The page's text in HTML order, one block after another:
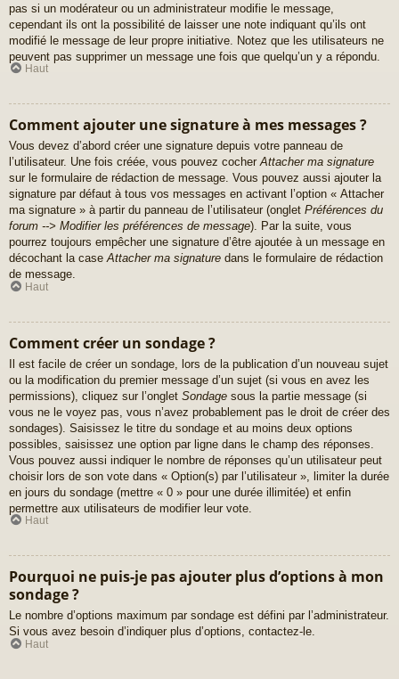
pas si un modérateur ou un administrateur modifie le message,
cependant ils ont la possibilité de laisser une note indiquant qu’ils ont
modifié le message de leur propre initiative. Notez que les utilisateurs ne
peuvent pas supprimer un message une fois que quelqu’un y a répondu.
Haut
Comment ajouter une signature à mes messages ?
Vous devez d’abord créer une signature depuis votre panneau de
l’utilisateur. Une fois créée, vous pouvez cocherAttacher ma signature
sur le formulaire de rédaction de message. Vous pouvez aussi ajouter la
signature par défaut à tous vos messages en activant l’option « Attacher
ma signature » à partir du panneau de l’utilisateur (onglet Préférences du
forum --> Modifier les préférences de message). Par la suite, vous
pourrez toujours empêcher une signature d’être ajoutée à un message en
décochant la caseAttacher ma signature dans le formulaire de rédaction
de message.
Haut
Comment créer un sondage ?
Il est facile de créer un sondage, lors de la publication d’un nouveau sujet
ou la modification du premier message d’un sujet (si vous en avez les
permissions), cliquez sur l’onglet Sondage sous la partie message (si
vous ne le voyez pas, vous n’avez probablement pas le droit de créer des
sondages). Saisissez le titre du sondage et au moins deux options
possibles, saisissez une option par ligne dans le champ des réponses.
Vous pouvez aussi indiquer le nombre de réponses qu’un utilisateur peut
choisir lors de son vote dans « Option(s) par l’utilisateur », limiter la durée
en jours du sondage (mettre « 0 » pour une durée illimitée) et enfin
permettre aux utilisateurs de modifier leur vote.
Haut
Pourquoi ne puis-je pas ajouter plus d’options à mon
sondage ?
Le nombre d’options maximum par sondage est défini par l’administrateur.
Si vous avez besoin d’indiquer plus d’options, contactez-le.
Haut